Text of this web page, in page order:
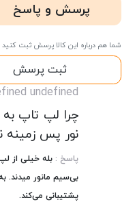
پرسش و پاسخ
شما هم درباره این کالا پرسش ثبت کنید
ثبت پرسش
undefined
چرا لپ تاپ به
نور پس زمینه
پاسخ :بله خیلی از
پشتیبانی می‌کند.